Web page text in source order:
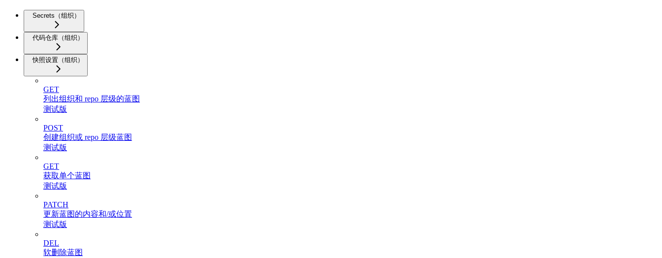
Secrets（组织）
代码仓库（组织）
快照设置（组织）
GET
列出组织和 repo 层级的蓝图
测试版
POST
创建组织或 repo 层级蓝图
测试版
GET
获取单个蓝图
测试版
PATCH
更新蓝图的内容和/或位置
测试版
DEL
软删除蓝图